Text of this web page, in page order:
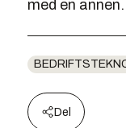
med en
Del